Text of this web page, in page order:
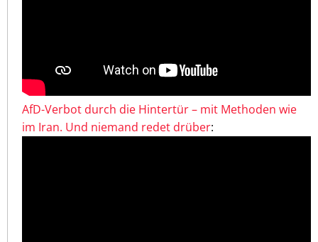
AfD-Verbot durch die Hintertür – mit Methoden wie
im Iran. Und niemand redet drüber: